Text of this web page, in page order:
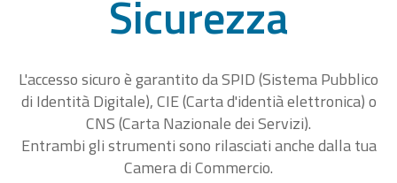
Sicurezza
L'accesso sicuro è garantito da SPID (Sistema Pubblico
di Identità Digitale), CIE (Carta d'identià elettronica) o
CNS (Carta Nazionale dei Servizi).
Entrambi gli strumenti sono rilasciati anche dalla tua
Camera di Commercio.